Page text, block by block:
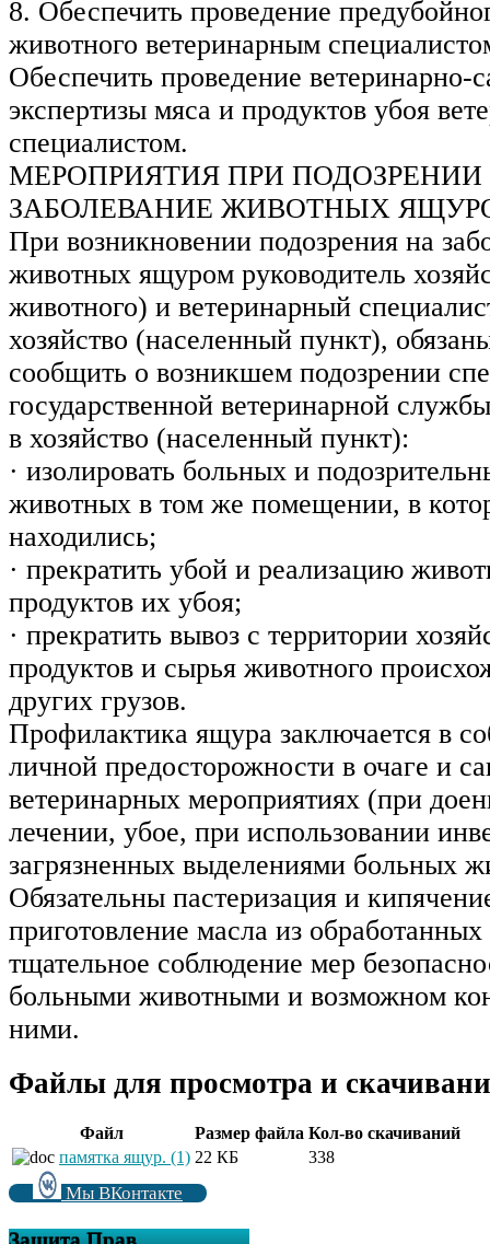
8. Обеспечить проведение
животного ветеринарным
Обеспечить проведение ветеринарно-
экспертизы мяса и продуктов убоя
специалистом.
МЕРОПРИЯТИЯ ПРИ
ЗАБОЛЕВАНИЕ ЖИВОТНЫХ
При возникновении подозрения на
животных ящуром руководитель
животного) и ветеринарный
хозяйство (населенный пункт),
сообщить о возникшем подозрении
государственной ветеринарной
в хозяйство (населенный пункт):
· изолировать больных и
животных в том же помещении, в
находились;
· прекратить убой и реализацию
продуктов их убоя;
· прекратить вывоз с территории
продуктов и сырья животного
других грузов.
Профилактика ящура заключается в
личной предосторожности в очаге и
ветеринарных мероприятиях (при
лечении, убое, при использовании
загрязненных выделениями больных
Обязательны пастеризация и
приготовление масла из
тщательное соблюдение мер
больными животными и возможном
ними.
Файлы для просмотра и
Файл Размер файла Кол-во скачиваний
памятка ящур. (1) 22 КБ 338
Мы ВКонтакте